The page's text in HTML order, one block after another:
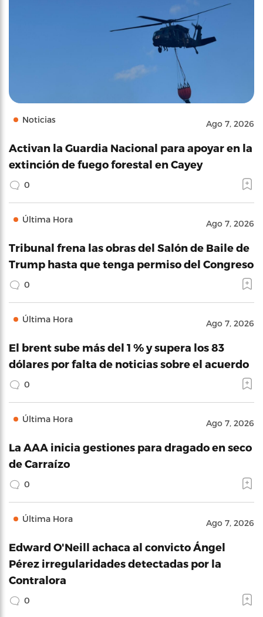
Noticias Ago 7, 2026
Activan la Guardia Nacional para apoyar en la
extinción de fuego forestal en Cayey
0
Última Hora Ago 7, 2026
Tribunal frena las obras del Salón de Baile de
Trump hasta que tenga permiso del Congreso
0
Última Hora Ago 7, 2026
El brent sube más del 1 % y supera los 83
dólares por falta de noticias sobre el acuerdo
0
Última Hora Ago 7, 2026
La AAA inicia gestiones para dragado en seco
de Carraízo
0
Última Hora Ago 7, 2026
Edward O'Neill achaca al convicto Ángel
Pérez irregularidades detectadas por la
Contralora
0